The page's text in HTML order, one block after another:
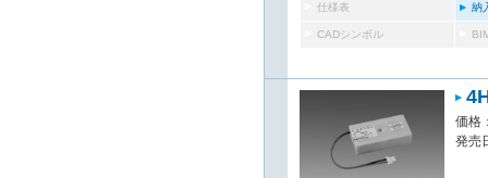
仕様表 納
CADシンボル
価格
発売